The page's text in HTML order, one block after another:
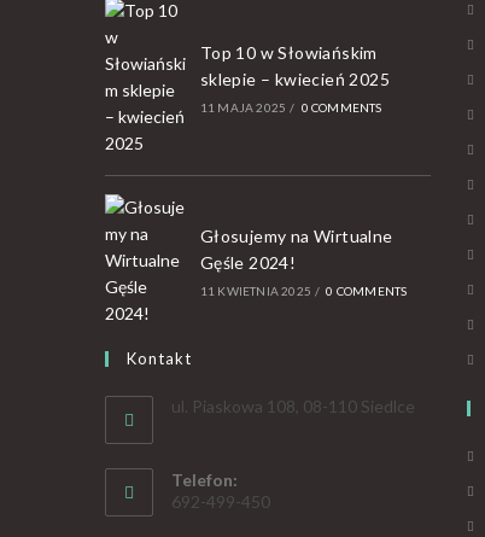
Top 10 w Słowiańskim
sklepie – kwiecień 2025
11 MAJA 2025 / 0 COMMENTS
Głosujemy na Wirtualne
Gęśle 2024!
11 KWIETNIA 2025 / 0 COMMENTS
Kontakt
ul. Piaskowa 108, 08-110 Siedlce
Telefon:
692-499-450